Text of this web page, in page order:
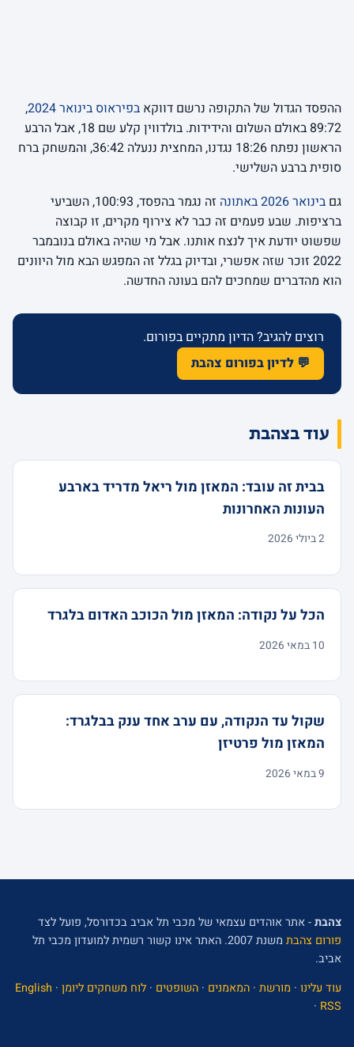
ההפסד הגדול של התקופה נרשם דווקא בפיראוס בינואר 2024
,
89:72 באולם השלום והידידות. בולדווין קלע שם 18, אבל הרבע
הראשון נפתח 18:26 נגדנו, המחצית ננעלה 36:42, והמשחק ברח
סופית ברבע השלישי.
גם בינואר 2026 באתונה
זה נגמר בהפסד, 100:93, השביעי
ברציפות. שבע פעמים זה כבר לא צירוף מקרים, זו קבוצה
שפשוט יודעת איך לנצח אותנו. אבל מי שהיה באולם בנובמבר
2022 זוכר שזה אפשרי, ובדיוק בגלל זה המפגש הבא מול היוונים
הוא מהדברים שמחכים להם בעונה החדשה.
רוצים להגיב? הדיון מתקיים בפורום.
💬 לדיון בפורום צהבת
עוד בצהבת
בבית זה עובד: המאזן מול ריאל מדריד בארבע
העונות האחרונות
2 ביולי 2026
הכל על נקודה: המאזן מול הכוכב האדום בלגרד
10 במאי 2026
שקול עד הנקודה, עם ערב אחד ענק בבלגרד:
המאזן מול פרטיזן
9 במאי 2026
צהבת- אתר אוהדים עצמאי של מכבי תל אביב בכדורסל, פועל לצד
פורום צהבת
משנת 2007. האתר אינו קשור רשמית למועדון מכבי תל
אביב.
עוד עלינו · מורשת · המאמנים · השופטים · לוח משחקים ליומן ·
English
· RSS